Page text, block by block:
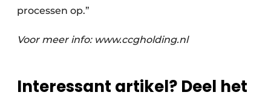
processen op.”
Voor meer info: www.ccgholding.nl
Interessant artikel? Deel het